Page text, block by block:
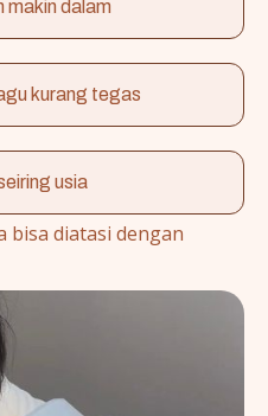
makin dalam
kurang tegas
usia
bisa diatasi dengan